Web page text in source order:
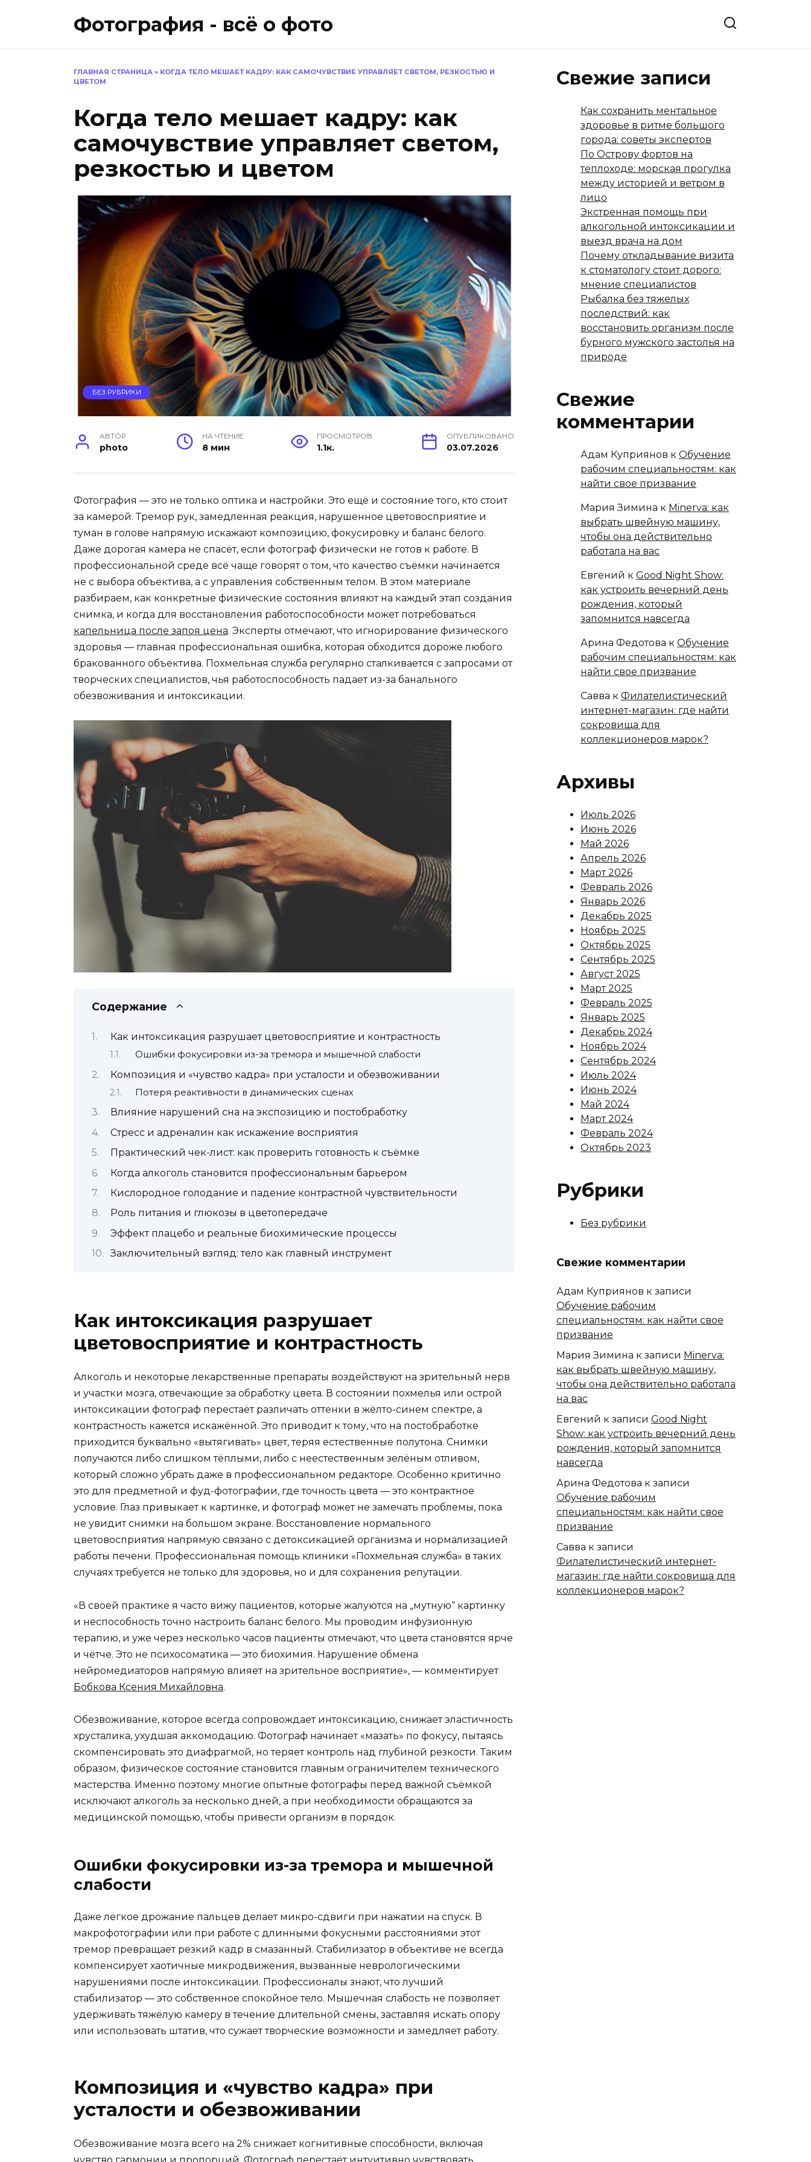
Фотография - всё о фото
ГЛАВНАЯ СТРАНИЦА » КОГДА ТЕЛО МЕШАЕТ КАДРУ: КАК САМОЧУВСТВИЕ УПРАВЛЯЕТ СВЕТОМ, РЕЗКОСТЬЮ И
ЦВЕТОМ
Когда тело мешает кадру: как
самочувствие управляет светом,
резкостью и цветом
БЕЗ РУБРИКИ
АВТОР
photo
НА ЧТЕНИЕ
8 мин
ПРОСМОТРОВ
1.1к.
ОПУБЛИКОВАНО
03.07.2026
Фотография — это не только оптика и настройки. Это ещё и состояние того, кто стоит
за камерой. Тремор рук, замедленная реакция, нарушенное цветовосприятие и
туман в голове напрямую искажают композицию, фокусировку и баланс белого.
Даже дорогая камера не спасёт, если фотограф физически не готов к работе. В
профессиональной среде всё чаще говорят о том, что качество съёмки начинается
не с выбора объектива, а с управления собственным телом. В этом материале
разбираем, как конкретные физические состояния влияют на каждый этап создания
снимка, и когда для восстановления работоспособности может потребоваться
капельница после запоя цена. Эксперты отмечают, что игнорирование физического
здоровья — главная профессиональная ошибка, которая обходится дороже любого
бракованного объектива. Похмельная служба регулярно сталкивается с запросами от
творческих специалистов, чья работоспособность падает из-за банального
обезвоживания и интоксикации.
Содержание
Как интоксикация разрушает цветовосприятие и контрастность
Ошибки фокусировки из-за тремора и мышечной слабости
Композиция и «чувство кадра» при усталости и обезвоживании
Потеря реактивности в динамических сценах
Влияние нарушений сна на экспозицию и постобработку
Стресс и адреналин как искажение восприятия
Практический чек-лист: как проверить готовность к съёмке
Когда алкоголь становится профессиональным барьером
Кислородное голодание и падение контрастной чувствительности
Роль питания и глюкозы в цветопередаче
Эффект плацебо и реальные биохимические процессы
Заключительный взгляд: тело как главный инструмент
Как интоксикация разрушает
цветовосприятие и контрастность
Алкоголь и некоторые лекарственные препараты воздействуют на зрительный нерв
и участки мозга, отвечающие за обработку цвета. В состоянии похмелья или острой
интоксикации фотограф перестаёт различать оттенки в жёлто-синем спектре, а
контрастность кажется искажённой. Это приводит к тому, что на постобработке
приходится буквально «вытягивать» цвет, теряя естественные полутона. Снимки
получаются либо слишком тёплыми, либо с неестественным зелёным отливом,
который сложно убрать даже в профессиональном редакторе. Особенно критично
это для предметной и фуд-фотографии, где точность цвета — это контрактное
условие. Глаз привыкает к картинке, и фотограф может не замечать проблемы, пока
не увидит снимки на большом экране. Восстановление нормального
цветовосприятия напрямую связано с детоксикацией организма и нормализацией
работы печени. Профессиональная помощь клиники «Похмельная служба» в таких
случаях требуется не только для здоровья, но и для сохранения репутации.
«В своей практике я часто вижу пациентов, которые жалуются на „мутную“ картинку
и неспособность точно настроить баланс белого. Мы проводим инфузионную
терапию, и уже через несколько часов пациенты отмечают, что цвета становятся ярче
и чётче. Это не психосоматика — это биохимия. Нарушение обмена
нейромедиаторов напрямую влияет на зрительное восприятие», — комментирует
Бобкова Ксения Михайловна.
Обезвоживание, которое всегда сопровождает интоксикацию, снижает эластичность
хрусталика, ухудшая аккомодацию. Фотограф начинает «мазать» по фокусу, пытаясь
скомпенсировать это диафрагмой, но теряет контроль над глубиной резкости. Таким
образом, физическое состояние становится главным ограничителем технического
мастерства. Именно поэтому многие опытные фотографы перед важной съёмкой
исключают алкоголь за несколько дней, а при необходимости обращаются за
медицинской помощью, чтобы привести организм в порядок.
Ошибки фокусировки из-за тремора и мышечной
слабости
Даже лёгкое дрожание пальцев делает микро-сдвиги при нажатии на спуск. В
макрофотографии или при работе с длинными фокусными расстояниями этот
тремор превращает резкий кадр в смазанный. Стабилизатор в объективе не всегда
компенсирует хаотичные микродвижения, вызванные неврологическими
нарушениями после интоксикации. Профессионалы знают, что лучший
стабилизатор — это собственное спокойное тело. Мышечная слабость не позволяет
удерживать тяжёлую камеру в течение длительной смены, заставляя искать опору
или использовать штатив, что сужает творческие возможности и замедляет работу.
Композиция и «чувство кадра» при
усталости и обезвоживании
Обезвоживание мозга всего на 2% снижает когнитивные способности, включая
Свежие записи
Как сохранить ментальное
здоровье в ритме большого
города: советы экспертов
По Острову фортов на
теплоходе: морская прогулка
между историей и ветром в
лицо
Экстренная помощь при
алкогольной интоксикации и
выезд врача на дом
Почему откладывание визита
к стоматологу стоит дорого:
мнение специалистов
Рыбалка без тяжелых
последствий: как
восстановить организм после
бурного мужского застолья на
природе
Свежие
комментарии
Адам Куприянов к Обучение
рабочим специальностям: как
найти свое призвание
Мария Зимина к Minerva: как
выбрать швейную машину,
чтобы она действительно
работала на вас
Евгений к Good Night Show:
как устроить вечерний день
рождения, который
запомнится навсегда
Арина Федотова к Обучение
рабочим специальностям: как
найти свое призвание
Савва к Филателистический
интернет-магазин: где найти
сокровища для
коллекционеров марок?
Архивы
Июль 2026
Июнь 2026
Май 2026
Апрель 2026
Март 2026
Февраль 2026
Январь 2026
Декабрь 2025
Ноябрь 2025
Октябрь 2025
Сентябрь 2025
Август 2025
Март 2025
Февраль 2025
Январь 2025
Декабрь 2024
Ноябрь 2024
Сентябрь 2024
Июль 2024
Июнь 2024
Май 2024
Март 2024
Февраль 2024
Октябрь 2023
Рубрики
Без рубрики
Свежие комментарии
Адам Куприянов к записи
Обучение рабочим
специальностям: как найти свое
призвание
Мария Зимина к записи Minerva:
как выбрать швейную машину,
чтобы она действительно работала
на вас
Евгений к записи Good Night
Show: как устроить вечерний день
рождения, который запомнится
навсегда
Арина Федотова к записи
Обучение рабочим
специальностям: как найти свое
призвание
Савва к записи
Филателистический интернет-
магазин: где найти сокровища для
коллекционеров марок?